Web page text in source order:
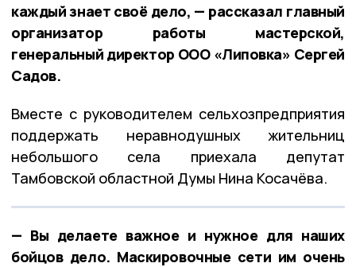
каждый знает своё дело, — рассказал главный
организатор работы мастерской,
генеральный директор ООО «Липовка» Сергей
Садов.
Вместе с руководителем сельхозпредприятия
поддержать неравнодушных жительниц
небольшого села приехала депутат
Тамбовской областной Думы Нина Косачёва.
— Вы делаете важное и нужное для наших
бойцов дело. Маскировочные сети им очень